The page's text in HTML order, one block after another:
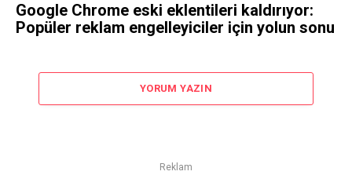
Google Chrome eski eklentileri kaldırıyor:
Popüler reklam engelleyiciler için yolun sonu
YORUM YAZIN
Reklam